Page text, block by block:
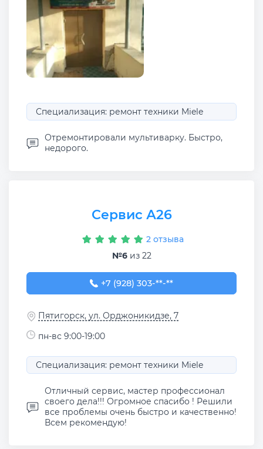
Специализация: ремонт техники Miele
Отремонтировали мультиварку. Быстро,
недорого.
Сервис А26
2 отзыва
№6из 22
+7 (928) 303-03-08
+7 (928) 303-**-**
Пятигорск, ул. Орджоникидзе, 7
пн-вс 9:00-19:00
Специализация: ремонт техники Miele
Отличный сервис, мастер профессионал
своего дела!!! Огромное спасибо ! Решили
все проблемы очень быстро и качественно!
Всем рекомендую!